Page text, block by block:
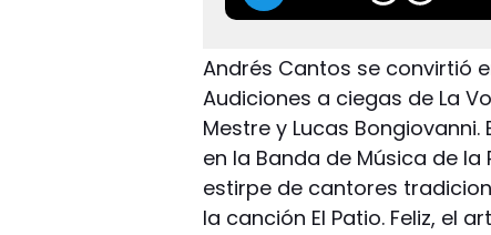
Andrés Cantos se convirtió
Audiciones a ciegas de La
Mestre y Lucas
en la Banda de Música de
estirpe de cantores
la canción El Patio. Feliz, el